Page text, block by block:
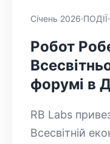
Січень 2026 ПОДІЇ
Робот
форумі в
RB Labs
Всесвітній